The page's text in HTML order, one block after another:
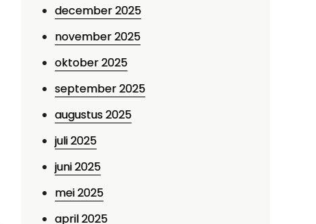
december 2025
november 2025
oktober 2025
september 2025
augustus 2025
juli 2025
juni 2025
mei 2025
april 2025